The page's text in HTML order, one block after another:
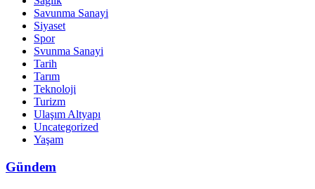
Savunma Sanayi
Siyaset
Spor
Svunma Sanayi
Tarih
Tarım
Teknoloji
Turizm
Ulaşım Altyapı
Uncategorized
Yaşam
Gündem